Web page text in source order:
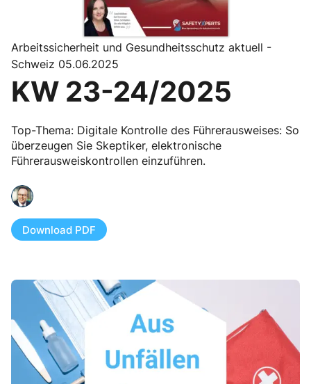
Arbeitssicherheit und Gesundheitsschutz aktuell -
Schweiz 05.06.2025
KW 23-24/2025
Top-Thema: Digitale Kontrolle des Führerausweises: So
überzeugen Sie Skeptiker, elektronische
Führerausweiskontrollen einzuführen.
Download PDF